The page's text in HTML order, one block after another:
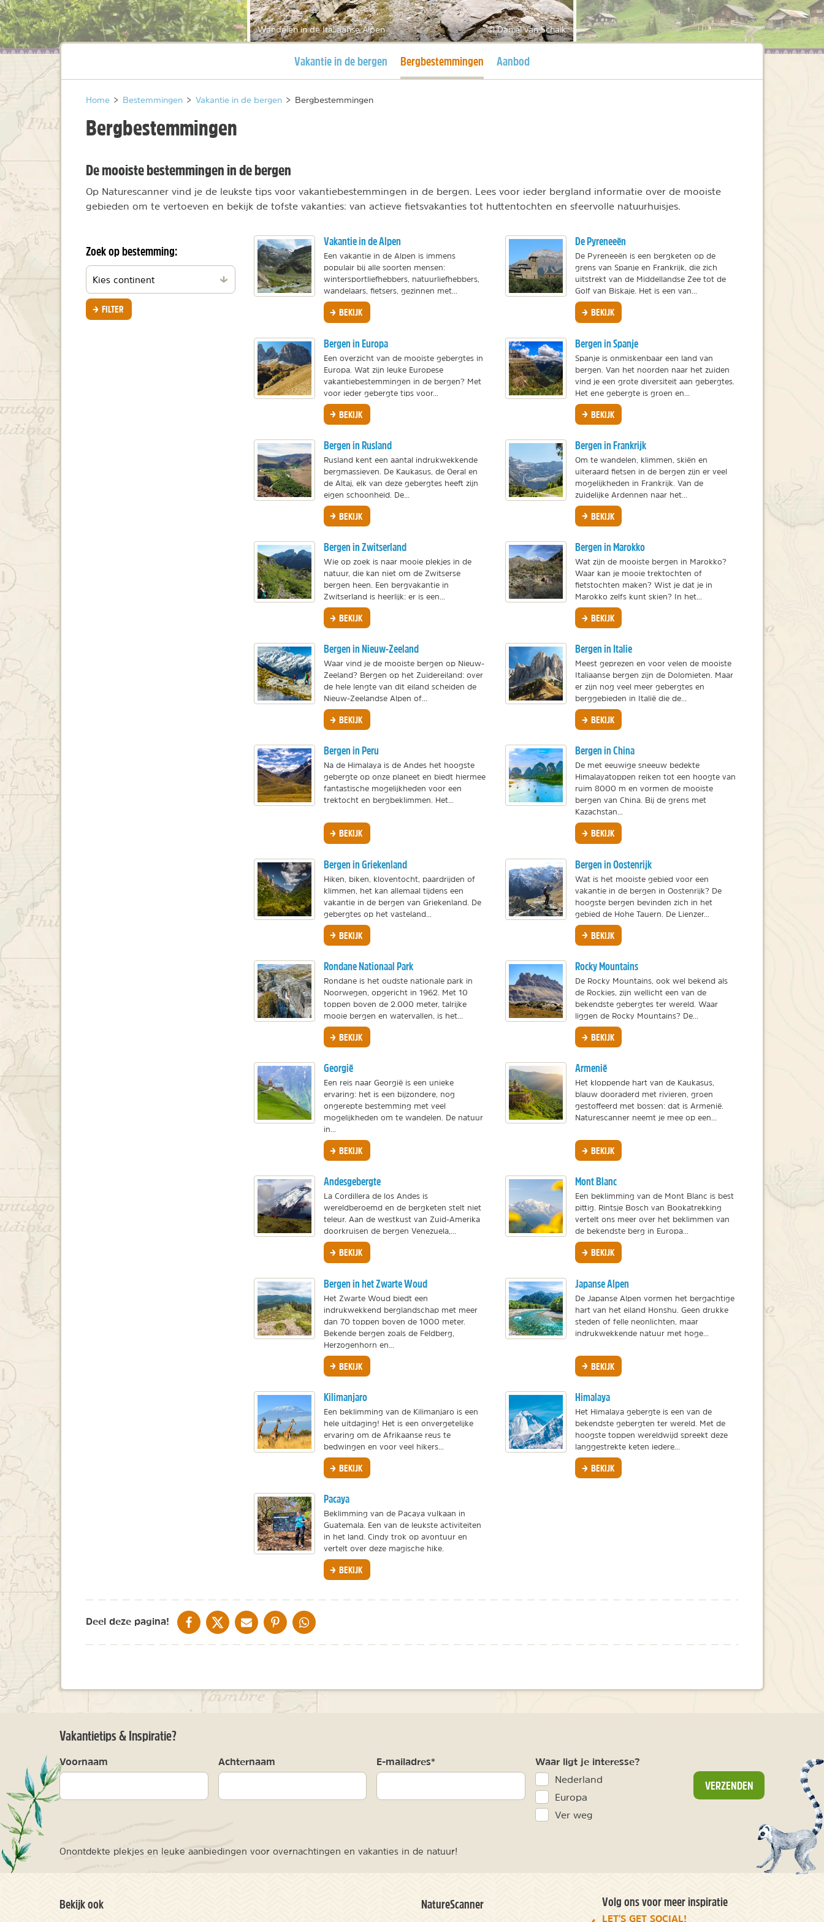
Wandelen in de Italiaanse Alpen © Daniel van Schaik
Huidige pagina
Vakantie in de bergen Huidige pagina
Bergbestemmingen Aanbod
Home > Bestemmingen > Vakantie in de bergen > Bergbestemmingen
Bergbestemmingen
De mooiste bestemmingen in de bergen
Op Naturescanner vind je de leukste tips voor vakantiebestemmingen in de bergen. Lees voor ieder bergland informatie over de mooiste
gebieden om te vertoeven en bekijk de tofste vakanties: van actieve fietsvakanties tot huttentochten en sfeervolle natuurhuisjes.
Zoek op bestemming:
Filteren
per
continent
FILTER
Vakantie in de Alpen
Een vakantie in de Alpen is immens
populair bij alle soorten mensen:
wintersportliefhebbers, natuurliefhebbers,
wandelaars, fietsers, gezinnen met...
BEKIJK
De Pyreneeën
De Pyreneeën is een bergketen op de
grens van Spanje en Frankrijk, die zich
uitstrekt van de Middellandse Zee tot de
Golf van Biskaje. Het is een van...
BEKIJK
Bergen in Europa
Een overzicht van de mooiste gebergtes in
Europa. Wat zijn leuke Europese
vakantiebestemmingen in de bergen? Met
voor ieder gebergte tips voor...
BEKIJK
Bergen in Spanje
Spanje is onmiskenbaar een land van
bergen. Van het noorden naar het zuiden
vind je een grote diversiteit aan gebergtes.
Het ene gebergte is groen en...
BEKIJK
Bergen in Rusland
Rusland kent een aantal indrukwekkende
bergmassieven. De Kaukasus, de Oeral en
de Altaj, elk van deze gebergtes heeft zijn
eigen schoonheid. De...
BEKIJK
Bergen in Frankrijk
Om te wandelen, klimmen, skiën en
uiteraard fietsen in de bergen zijn er veel
mogelijkheden in Frankrijk. Van de
zuidelijke Ardennen naar het...
BEKIJK
Bergen in Zwitserland
Wie op zoek is naar mooie plekjes in de
natuur, die kan niet om de Zwitserse
bergen heen. Een bergvakantie in
Zwitserland is heerlijk: er is een...
BEKIJK
Bergen in Marokko
Wat zijn de mooiste bergen in Marokko?
Waar kan je mooie trektochten of
fietstochten maken? Wist je dat je in
Marokko zelfs kunt skien? In het...
BEKIJK
Bergen in Nieuw-Zeeland
Waar vind je de mooiste bergen op Nieuw-
Zeeland? Bergen op het Zuidereiland: over
de hele lengte van dit eiland scheiden de
Nieuw-Zeelandse Alpen of...
BEKIJK
Bergen in Italie
Meest geprezen en voor velen de mooiste
Italiaanse bergen zijn de Dolomieten. Maar
er zijn nog veel meer gebergtes en
berggebieden in Italië die de...
BEKIJK
Bergen in Peru
Na de Himalaya is de Andes het hoogste
gebergte op onze planeet en biedt hiermee
fantastische mogelijkheden voor een
trektocht en bergbeklimmen. Het...
BEKIJK
Bergen in China
De met eeuwige sneeuw bedekte
Himalayatoppen reiken tot een hoogte van
ruim 8000 m en vormen de mooiste
bergen van China. Bij de grens met
Kazachstan...
BEKIJK
Bergen in Griekenland
Hiken, biken, kloventocht, paardrijden of
klimmen, het kan allemaal tijdens een
vakantie in de bergen van Griekenland. De
gebergtes op het vasteland...
BEKIJK
Bergen in Oostenrijk
Wat is het mooiste gebied voor een
vakantie in de bergen in Oostenrijk? De
hoogste bergen bevinden zich in het
gebied de Hohe Tauern. De Lienzer...
BEKIJK
Rondane Nationaal Park
Rondane is het oudste nationale park in
Noorwegen, opgericht in 1962. Met 10
toppen boven de 2.000 meter, talrijke
mooie bergen en watervallen, is het...
BEKIJK
Rocky Mountains
De Rocky Mountains, ook wel bekend als
de Rockies, zijn wellicht een van de
bekendste gebergtes ter wereld. Waar
liggen de Rocky Mountains? De...
BEKIJK
Georgië
Een reis naar Georgië is een unieke
ervaring: het is een bijzondere, nog
ongerepte bestemming met veel
mogelijkheden om te wandelen. De natuur
in...
BEKIJK
Armenië
Het kloppende hart van de Kaukasus,
blauw dooraderd met rivieren, groen
gestoffeerd met bossen: dat is Armenië.
Naturescanner neemt je mee op een...
BEKIJK
Andesgebergte
La Cordillera de los Andes is
wereldberoemd en de bergketen stelt niet
teleur. Aan de westkust van Zuid-Amerika
doorkruisen de bergen Venezuela,...
BEKIJK
Mont Blanc
Een beklimming van de Mont Blanc is best
pittig. Rintsje Bosch van Bookatrekking
vertelt ons meer over het beklimmen van
de bekendste berg in Europa...
BEKIJK
Bergen in het Zwarte Woud
Het Zwarte Woud biedt een
indrukwekkend berglandschap met meer
dan 70 toppen boven de 1000 meter.
Bekende bergen zoals de Feldberg,
Herzogenhorn en...
BEKIJK
Japanse Alpen
De Japanse Alpen vormen het bergachtige
hart van het eiland Honshu. Geen drukke
steden of felle neonlichten, maar
indrukwekkende natuur met hoge...
BEKIJK
Kilimanjaro
Een beklimming van de Kilimanjaro is een
hele uitdaging! Het is een onvergetelijke
ervaring om de Afrikaanse reus te
bedwingen en voor veel hikers...
BEKIJK
Himalaya
Het Himalaya gebergte is een van de
bekendste gebergten ter wereld. Met de
hoogste toppen wereldwijd spreekt deze
langgestrekte keten iedere...
BEKIJK
Pacaya
Beklimming van de Pacaya vulkaan in
Guatemala. Een van de leukste activiteiten
in het land. Cindy trok op avontuur en
vertelt over deze magische hike.
BEKIJK
Deel deze pagina! DELEN OP FACEBOOK
DELEN OP XDELEN VIA DE MAIL
DELEN OP PINTEREST
DELEN OP WHATSAPP
Vakantietips & Inspiratie?
Voornaam Achternaam E-mailadres* Waar ligt je interesse?
Nederland
Europa
Ver weg
VERZENDEN
Onontdekte plekjes en leuke aanbiedingen voor overnachtingen en vakanties in de natuur!
Bekijk ook NatureScanner Volg ons voor meer inspiratie
LET'S GET SOCIAL!